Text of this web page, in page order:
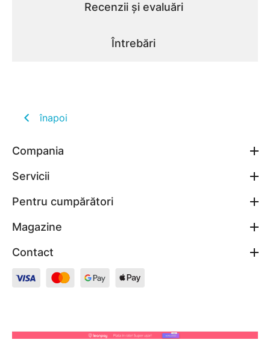
Recenzii și evaluări
Întrebări
înapoi
Compania
Servicii
Pentru cumpărători
Magazine
Contact